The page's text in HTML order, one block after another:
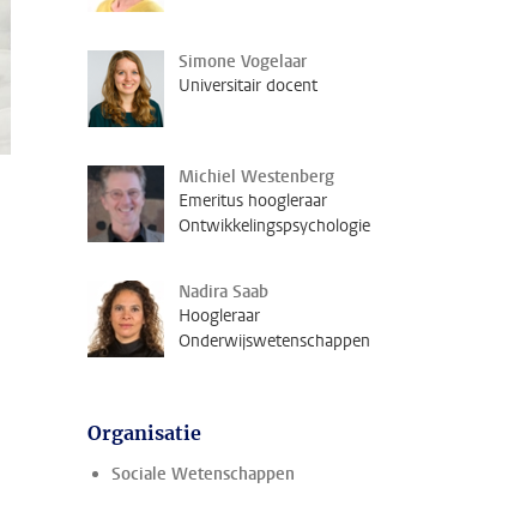
Simone Vogelaar
Universitair docent
Michiel Westenberg
Emeritus hoogleraar
Ontwikkelingspsychologie
Nadira Saab
Hoogleraar
Onderwijswetenschappen
Organisatie
Sociale Wetenschappen